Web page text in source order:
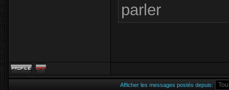
parler
Afficher les messages postés depuis: